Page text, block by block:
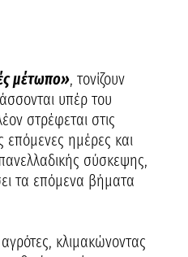
μέτωπο», τονίζουν
υπέρ του
στρέφεται στις
επόμενες ημέρες και
σύσκεψης,
τα επόμενα βήματα
κλιμακώνοντας